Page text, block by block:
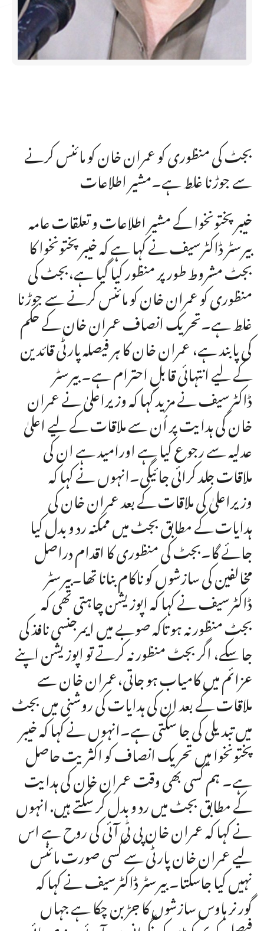
بجٹ کی منظوری کو عمران خان کو مائنس کرنے
سے جوڑنا غلط ہے۔مشیر اطلاعات
خیبر پختونخوا کے مشیر اطلاعات و تعلقات عامہ
بیرسٹر ڈاکٹرسیف نے کہا ہے کہ خیبر پختونخوا کا
بجٹ مشروط طور پر منظور کیا گیا ہے،بجٹ کی
منظوری کو عمران خان کو مائنس کرنے سے جوڑنا
غلط ہے۔تحریک انصاف عمران خان کے حکم
کی پابند ہے، عمران خان کا ہر فیصلہ پارٹی قائدین
کے لیے انتہائی قابلِ احترام ہے۔ بیرسٹر
ڈاکٹرسیف نے مزید کہا کہ وزیراعلیٰ نے عمران
خان کی ہدایت پر اُن سے ملاقات کے لیے اعلیٰ
عدلیہ سے رجوع کیا ہے اورامید ہے ان کی
ملاقات جلد کرائی جائیگی۔انہوں نے کہا کہ
وزیراعلیٰ کی ملاقات کے بعد عمران خان کی
ہدایات کے مطابق بجٹ میں ممکنہ رد و بدل کیا
جائے گا۔بجٹ کی منظوری کا اقدام دراصل
مخالفین کی سازشوں کو ناکام بنانا تھا۔بیرسٹر
ڈاکٹرسیف نے کہا کہ اپوزیشن چاہتی تھی کہ
بجٹ منظور نہ ہو تاکہ صوبے میں ایمرجنسی نافذ کی
جا سکے، اگر بجٹ منظور نہ کرتے تو اپوزیشن اپنے
عزائم میں کامیاب ہو جاتی،عمران خان سے
ملاقات کے بعد ان کی ہدایات کی روشنی میں بجٹ
میں تبدیلی کی جا سکتی ہے۔انہوں نے کہا کہ خیبر
پختونخوا میں تحریک انصاف کو اکثریت حاصل
ہے۔ ہم کسی بھی وقت عمران خان کی ہدایت
کے مطابق بجٹ میں رد و بدل کر سکتے ہیں. انہوں
نے کہا کہ عمران خان پی ٹی آئی کی روح ہے اس
لیے عمران خان پارٹی سے کسی صورت مائنس
نہیں کیا جاسکتا۔ بیرسٹر ڈاکٹرسیف نے کہا کہ
گورنر ہاوس سازشوں کا جڑ بن چکا ہے جہاں